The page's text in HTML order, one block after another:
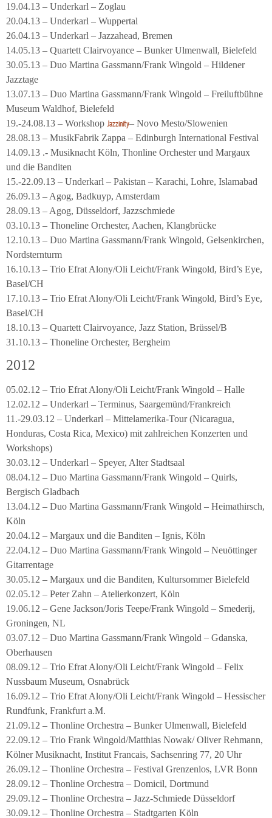
19.04.13 – Underkarl – Zoglau
20.04.13 – Underkarl – Wuppertal
26.04.13 – Underkarl – Jazzahead, Bremen
14.05.13 – Quartett Clairvoyance – Bunker Ulmenwall, Bielefeld
30.05.13 – Duo Martina Gassmann/Frank Wingold – Hildener
Jazztage
13.07.13 – Duo Martina Gassmann/Frank Wingold – Freiluftbühne
Museum Waldhof, Bielefeld
19.-24.08.13 – Workshop Jazzinity– Novo Mesto/Slowenien
28.08.13 – MusikFabrik Zappa – Edinburgh International Festival
14.09.13 .- Musiknacht Köln, Thonline Orchester und Margaux
und die Banditen
15.-22.09.13 – Underkarl – Pakistan – Karachi, Lohre, Islamabad
26.09.13 – Agog, Badkuyp, Amsterdam
28.09.13 – Agog, Düsseldorf, Jazzschmiede
03.10.13 – Thoneline Orchester, Aachen, Klangbrücke
12.10.13 – Duo Martina Gassmann/Frank Wingold, Gelsenkirchen,
Nordsternturm
16.10.13 – Trio Efrat Alony/Oli Leicht/Frank Wingold, Bird’s Eye,
Basel/CH
17.10.13 – Trio Efrat Alony/Oli Leicht/Frank Wingold, Bird’s Eye,
Basel/CH
18.10.13 – Quartett Clairvoyance, Jazz Station, Brüssel/B
31.10.13 – Thoneline Orchester, Bergheim
2012
05.02.12 – Trio Efrat Alony/Oli Leicht/Frank Wingold – Halle
12.02.12 – Underkarl – Terminus, Saargemünd/Frankreich
11.-29.03.12 – Underkarl – Mittelamerika-Tour (Nicaragua,
Honduras, Costa Rica, Mexico) mit zahlreichen Konzerten und
Workshops)
30.03.12 – Underkarl – Speyer, Alter Stadtsaal
08.04.12 – Duo Martina Gassmann/Frank Wingold – Quirls,
Bergisch Gladbach
13.04.12 – Duo Martina Gassmann/Frank Wingold – Heimathirsch,
Köln
20.04.12 – Margaux und die Banditen – Ignis, Köln
22.04.12 – Duo Martina Gassmann/Frank Wingold – Neuöttinger
Gitarrentage
30.05.12 – Margaux und die Banditen, Kultursommer Bielefeld
02.05.12 – Peter Zahn – Atelierkonzert, Köln
19.06.12 – Gene Jackson/Joris Teepe/Frank Wingold – Smederij,
Groningen, NL
03.07.12 – Duo Martina Gassmann/Frank Wingold – Gdanska,
Oberhausen
08.09.12 – Trio Efrat Alony/Oli Leicht/Frank Wingold – Felix
Nussbaum Museum, Osnabrück
16.09.12 – Trio Efrat Alony/Oli Leicht/Frank Wingold – Hessischer
Rundfunk, Frankfurt a.M.
21.09.12 – Thonline Orchestra – Bunker Ulmenwall, Bielefeld
22.09.12 – Trio Frank Wingold/Matthias Nowak/ Oliver Rehmann,
Kölner Musiknacht, Institut Francais, Sachsenring 77, 20 Uhr
26.09.12 – Thonline Orchestra – Festival Grenzenlos, LVR Bonn
28.09.12 – Thonline Orchestra – Domicil, Dortmund
29.09.12 – Thonline Orchestra – Jazz-Schmiede Düsseldorf
30.09.12 – Thonline Orchestra – Stadtgarten Köln